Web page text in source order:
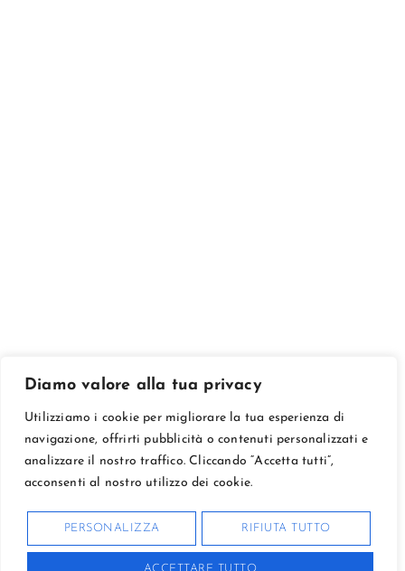
Diamo valore alla tua privacy
Utilizziamo i cookie per migliorare la tua esperienza di
navigazione, offrirti pubblicità o contenuti personalizzati e
analizzare il nostro traffico. Cliccando “Accetta tutti”,
acconsenti al nostro utilizzo dei cookie.
PERSONALIZZA RIFIUTA TUTTO
ACCETTARE TUTTO